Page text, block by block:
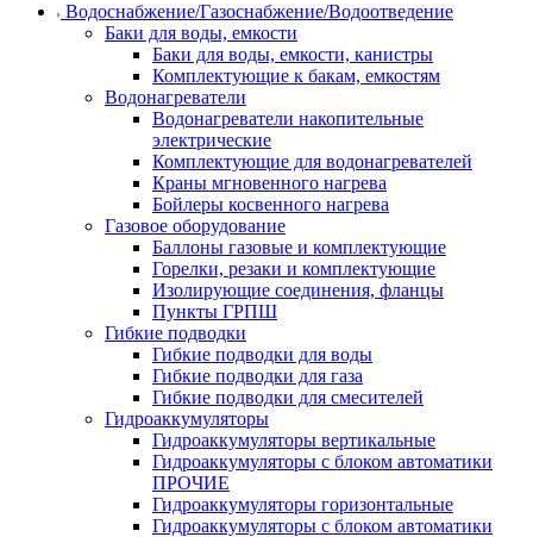
Водоснабжение/Газоснабжение/Водоотведение
Баки для воды, емкости
Баки для воды, емкости, канистры
Комплектующие к бакам, емкостям
Водонагреватели
Водонагреватели накопительные
электрические
Комплектующие для водонагревателей
Краны мгновенного нагрева
Бойлеры косвенного нагрева
Газовое оборудование
Баллоны газовые и комплектующие
Горелки, резаки и комплектующие
Изолирующие соединения, фланцы
Пункты ГРПШ
Гибкие подводки
Гибкие подводки для воды
Гибкие подводки для газа
Гибкие подводки для смесителей
Гидроаккумуляторы
Гидроаккумуляторы вертикальные
Гидроаккумуляторы с блоком автоматики
ПРОЧИЕ
Гидроаккумуляторы горизонтальные
Гидроаккумуляторы с блоком автоматики